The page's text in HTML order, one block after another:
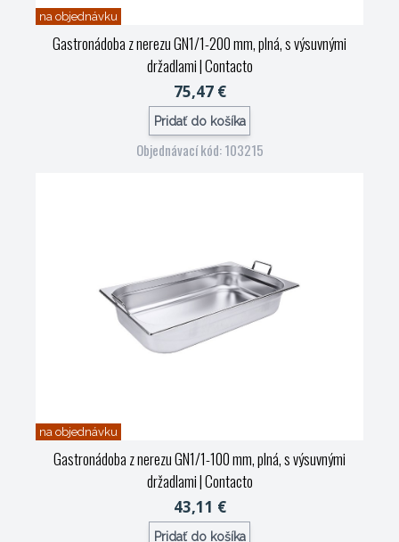
na objednávku
Gastronádoba z nerezu GN1/1-200 mm, plná, s výsuvnými
držadlami| Contacto
75,47 €
Pridať do košíka
Objednávací kód: 103215
na objednávku
Gastronádoba z nerezu GN1/1-100 mm, plná, s výsuvnými
držadlami| Contacto
43,11 €
Pridať do košíka